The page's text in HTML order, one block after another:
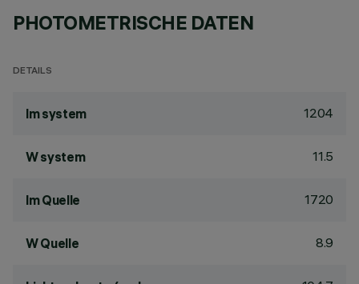
PHOTOMETRISCHE DATEN
DETAILS
lm system 1204
W system 11.5
lm Quelle 1720
W Quelle 8.9